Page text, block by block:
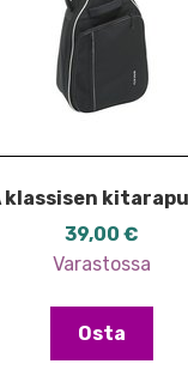
klassisen
39,00 €
Varastossa
Osta